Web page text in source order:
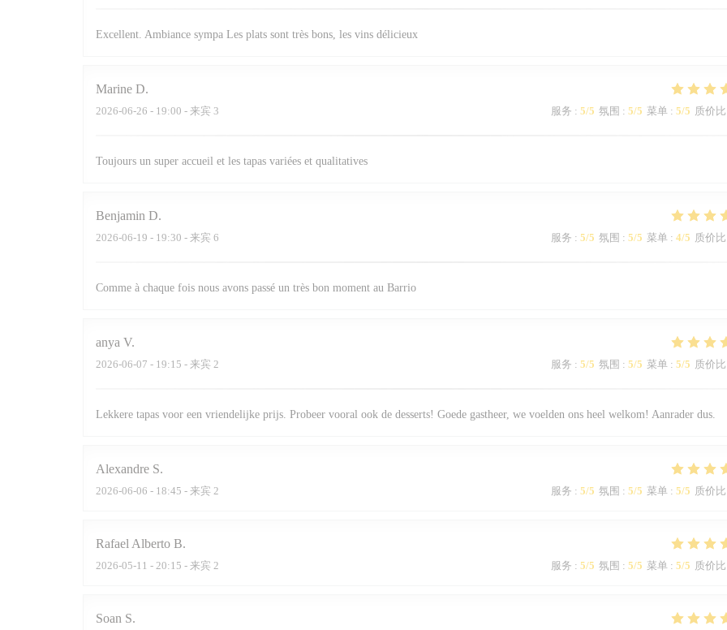
Excellent. Ambiance sympa Les plats sont très bons, les vins délicieux
Marine D
2026-06-26 - 19:00 - 来宾 3 服务 : 5/5 氛围 : 5/5 菜单 : 5/5 质价比
Toujours un super accueil et les tapas variées et qualitatives
Benjamin D
2026-06-19 - 19:30 - 来宾 6 服务 : 5/5 氛围 : 5/5 菜单 : 4/5 质价比
Comme à chaque fois nous avons passé un très bon moment au Barrio
anya V
2026-06-07 - 19:15 - 来宾 2 服务 : 5/5 氛围 : 5/5 菜单 : 5/5 质价比
Lekkere tapas voor een vriendelijke prijs. Probeer vooral ook de desserts! Goede gastheer, we voelden ons heel welkom! Aanrader dus.
Alexandre S
2026-06-06 - 18:45 - 来宾 2 服务 : 5/5 氛围 : 5/5 菜单 : 5/5 质价比
Rafael Alberto B
2026-05-11 - 20:15 - 来宾 2 服务 : 5/5 氛围 : 5/5 菜单 : 5/5 质价比
Soan S